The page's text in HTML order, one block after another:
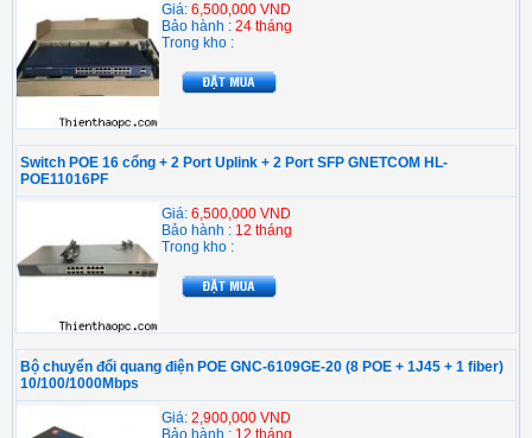
Giá: 6,500,000 VND
Bảo hành : 24 tháng
Trong kho :
Switch POE 16 cổng + 2 Port Uplink + 2 Port SFP GNETCOM HL-
POE11016PF
Giá: 6,500,000 VND
Bảo hành : 12 tháng
Trong kho :
Bộ chuyển đổi quang điện POE GNC-6109GE-20 (8 POE + 1J45 + 1 fiber)
10/100/1000Mbps
Giá: 2,900,000 VND
Bảo hành : 12 tháng